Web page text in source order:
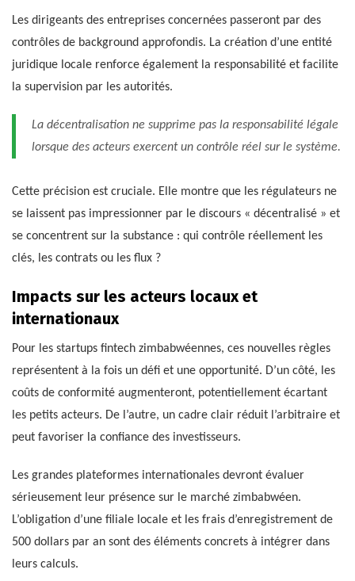
Les dirigeants des entreprises concernées passeront par des
contrôles de background approfondis. La création d’une entité
juridique locale renforce également la responsabilité et facilite
la supervision par les autorités.
La décentralisation ne supprime pas la responsabilité légale
lorsque des acteurs exercent un contrôle réel sur le système.
Cette précision est cruciale. Elle montre que les régulateurs ne
se laissent pas impressionner par le discours « décentralisé » et
se concentrent sur la substance : qui contrôle réellement les
clés, les contrats ou les flux ?
Impacts sur les acteurs locaux et
internationaux
Pour les startups fintech zimbabwéennes, ces nouvelles règles
représentent à la fois un défi et une opportunité. D’un côté, les
coûts de conformité augmenteront, potentiellement écartant
les petits acteurs. De l’autre, un cadre clair réduit l’arbitraire et
peut favoriser la confiance des investisseurs.
Les grandes plateformes internationales devront évaluer
sérieusement leur présence sur le marché zimbabwéen.
L’obligation d’une filiale locale et les frais d’enregistrement de
500 dollars par an sont des éléments concrets à intégrer dans
leurs calculs.